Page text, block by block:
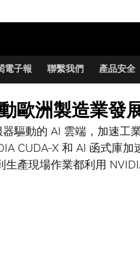
電子報 聯繫我們 產品安全
歐洲製造業發
驅動的 AI 雲端，加速工
CUDA-X 和 AI 函式庫加
產現場作業都利用